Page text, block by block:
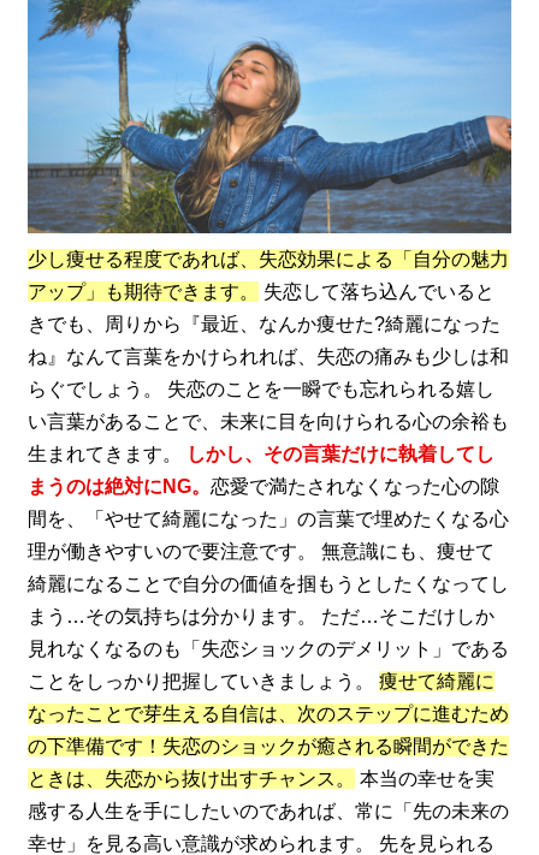
少し痩せる程度であれば、失恋効果による「自分の魅力
アップ」も期待できます。
失恋して落ち込んでいると
きでも、周りから『最近、なんか痩せた?綺麗になった
ね』なんて言葉をかけられれば、失恋の痛みも少しは和
らぐでしょう。 失恋のことを一瞬でも忘れられる嬉し
い言葉があることで、未来に目を向けられる心の余裕も
生まれてきます。
しかし、その言葉だけに執着してし
まうのは絶対にNG。恋愛で満たされなくなった心の隙
間を、「やせて綺麗になった」の言葉で埋めたくなる心
理が働きやすいので要注意です。 無意識にも、痩せて
綺麗になることで自分の価値を掴もうとしたくなってし
まう…その気持ちは分かります。 ただ…そこだけしか
見れなくなるのも「失恋ショックのデメリット」である
ことをしっかり把握していきましょう。痩せて綺麗に
なったことで芽生える自信は、次のステップに進むため
の下準備です！失恋のショックが癒される瞬間ができた
ときは、失恋から抜け出すチャンス。
本当の幸せを実
感する人生を手にしたいのであれば、常に「先の未来の
幸せ」を見る高い意識が求められます。 先を見られる